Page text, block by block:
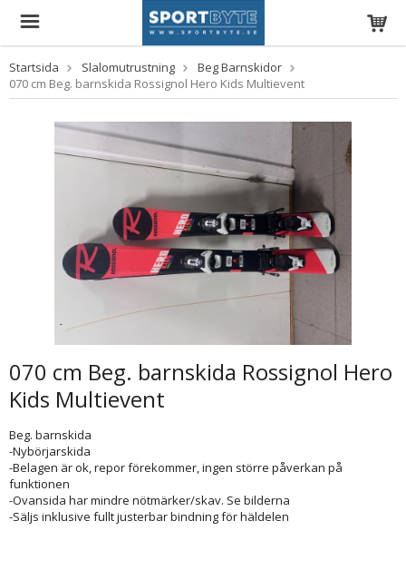
Startsida Slalomutrustning
Beg Barnskidor
070 cm Beg. barnskida Rossignol Hero Kids Multievent
070 cm Beg. barnskida Rossignol Hero
Kids Multievent
Beg. barnskida
-Nybörjarskida
-Belagen är ok, repor förekommer, ingen större påverkan på
funktionen
-Ovansida har mindre nötmärker/skav. Se bilderna
-Säljs inklusive fullt justerbar bindning för häldelen